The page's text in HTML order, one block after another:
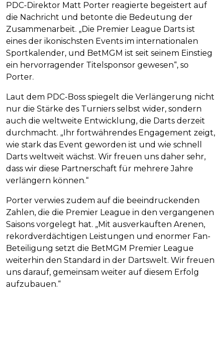
PDC-Direktor Matt Porter reagierte begeistert auf
die Nachricht und betonte die Bedeutung der
Zusammenarbeit. „Die Premier League Darts ist
eines der ikonischsten Events im internationalen
Sportkalender, und BetMGM ist seit seinem Einstieg
ein hervorragender Titelsponsor gewesen“, so
Porter.
Laut dem PDC-Boss spiegelt die Verlängerung nicht
nur die Stärke des Turniers selbst wider, sondern
auch die weltweite Entwicklung, die Darts derzeit
durchmacht. „Ihr fortwährendes Engagement zeigt,
wie stark das Event geworden ist und wie schnell
Darts weltweit wächst. Wir freuen uns daher sehr,
dass wir diese Partnerschaft für mehrere Jahre
verlängern können.“
Porter verwies zudem auf die beeindruckenden
Zahlen, die die Premier League in den vergangenen
Saisons vorgelegt hat. „Mit ausverkauften Arenen,
rekordverdächtigen Leistungen und enormer Fan-
Beteiligung setzt die BetMGM Premier League
weiterhin den Standard in der Dartswelt. Wir freuen
uns darauf, gemeinsam weiter auf diesem Erfolg
aufzubauen.“